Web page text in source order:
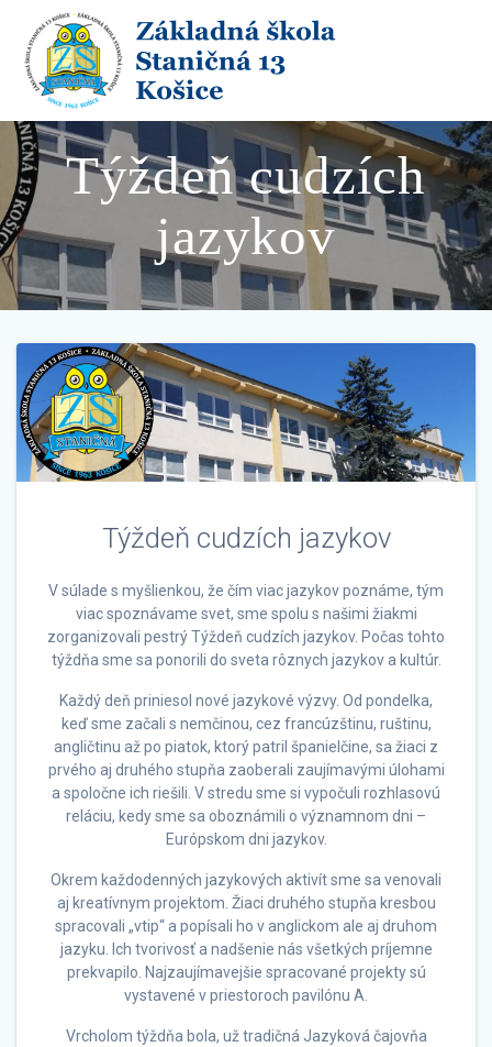
to
content
Týždeň cudzích
jazykov
Týždeň cudzích jazykov
V súlade s myšlienkou, že čím viac jazykov poznáme, tým
viac spoznávame svet, sme spolu s našimi žiakmi
zorganizovali pestrý Týždeň cudzích jazykov. Počas tohto
týždňa sme sa ponorili do sveta rôznych jazykov a kultúr.
Každý deň priniesol nové jazykové výzvy. Od pondelka,
keď sme začali s nemčinou, cez francúzštinu, ruštinu,
angličtinu až po piatok, ktorý patril španielčine, sa žiaci z
prvého aj druhého stupňa zaoberali zaujímavými úlohami
a spoločne ich riešili. V stredu sme si vypočuli rozhlasovú
reláciu, kedy sme sa oboznámili o významnom dni –
Európskom dni jazykov.
Okrem každodenných jazykových aktivít sme sa venovali
aj kreatívnym projektom. Žiaci druhého stupňa kresbou
spracovali „vtip“ a popísali ho v anglickom ale aj druhom
jazyku. Ich tvorivosť a nadšenie nás všetkých príjemne
prekvapilo. Najzaujímavejšie spracované projekty sú
vystavené v priestoroch pavilónu A.
Vrcholom týždňa bola, už tradičná Jazyková čajovňa